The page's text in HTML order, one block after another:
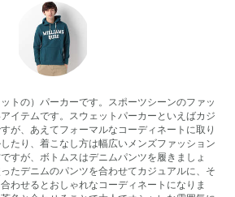
トの）パーカーです。スポーツシーンのファッ
イテムです。スウェットパーカーといえばカジ
が、あえてフォーマルなコーディネートに取り
たり、着こなし方は幅広いメンズファッション
すが、ボトムスはデニムパンツを履きましょ
たデニムのパンツを合わせてカジュアルに、そ
わせるとおしゃれなコーディネートになりま